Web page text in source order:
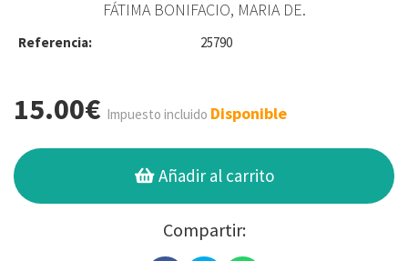
FÁTIMA BONIFACIO, MARIA DE.
Referencia: 25790
15.00€ Impuesto incluido Disponible
Añadir al carrito
Compartir: